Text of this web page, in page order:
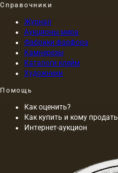
Справочники
Журнал
Аукционы мира
Фабрики фарфора
Камнерезы
Каталоги клейм
Художники
Помощь
Как оценить?
Как купить и кому продать
Интернет-аукцион